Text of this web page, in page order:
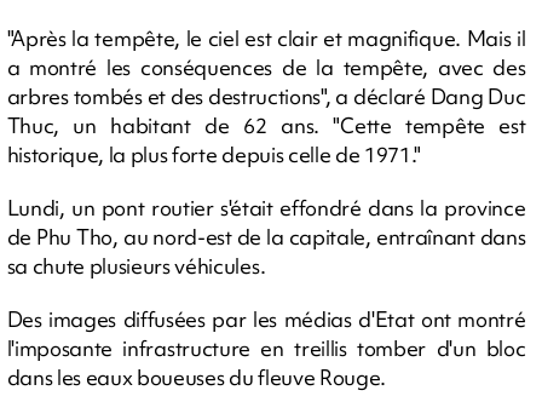
"Après la tempête, le ciel est clair et magnifique. Mais il
a montré les conséquences de la tempête, avec des
arbres tombés et des destructions", a déclaré Dang Duc
Thuc, un habitant de 62 ans. "Cette tempête est
historique, la plus forte depuis celle de 1971."
Lundi, un pont routier s'était effondré dans la province
de Phu Tho, au nord-est de la capitale, entraînant dans
sa chute plusieurs véhicules.
Des images diffusées par les médias d'Etat ont montré
l'imposante infrastructure en treillis tomber d'un bloc
dans les eaux boueuses du fleuve Rouge.